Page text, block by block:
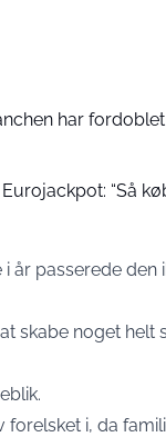
har fordoblet
“Så
år passerede den
skabe noget helt
forelsket i, da